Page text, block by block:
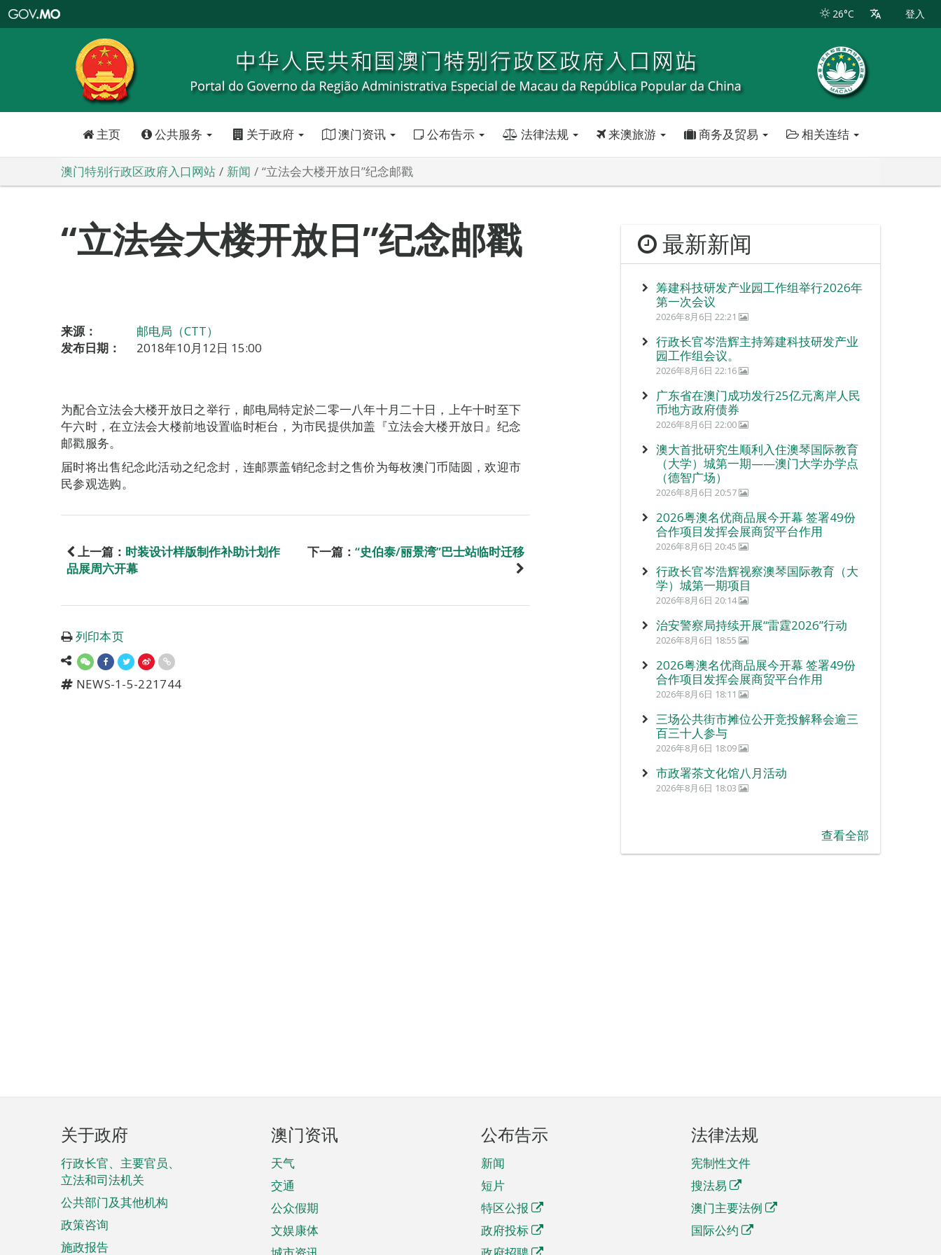
特
政
区
政
口
26°C 登入
主页 公共服务 关于政府 澳门资讯 公布告示 法律法规 来澳旅游 商务及贸易 相关连结
澳门特别行政区政府入口网站 新闻 “立法会大楼开放日”纪念邮戳
“立法会大楼开放日”纪念邮戳
来源：
邮电局（CTT）
发布日期：
2018年10月12日 15:00
为配合立法会大楼开放日之举行，邮电局特定於二零一八年十月二十日，上午十时至下
午六时，在立法会大楼前地设置临时柜台，为市民提供加盖『立法会大楼开放日』纪念
邮戳服务。
届时将出售纪念此活动之纪念封，连邮票盖销纪念封之售价为每枚澳门币陆圆，欢迎市
民参观选购。
上一篇： 时装设计样版制作补助计划作
品展周六开幕
下一篇： “史伯泰/丽景湾”巴士站临时迁移
列印本页
NEWS-1-5-221744
最新新闻
筹建科技研发产业园工作组举行2026年
第一次会议
2026年8月6日 22:21
行政长官岑浩辉主持筹建科技研发产业
园工作组会议。
2026年8月6日 22:16
广东省在澳门成功发行25亿元离岸人民
币地方政府债券
2026年8月6日 22:00
澳大首批研究生顺利入住澳琴国际教育
（大学）城第一期——澳门大学办学点
（德智广场）
2026年8月6日 20:57
2026粤澳名优商品展今开幕 签署49份
合作项目发挥会展商贸平台作用
2026年8月6日 20:45
行政长官岑浩辉视察澳琴国际教育（大
学）城第一期项目
2026年8月6日 20:14
治安警察局持续开展“雷霆2026”行动
2026年8月6日 18:55
2026粤澳名优商品展今开幕 签署49份
合作项目发挥会展商贸平台作用
2026年8月6日 18:11
三场公共街市摊位公开竞投解释会逾三
百三十人参与
2026年8月6日 18:09
市政署茶文化馆八月活动
2026年8月6日 18:03
查看全部
页
脚
菜
单
关于政府
行政长官、主要官员、
立法和司法机关
公共部门及其他机构
政策咨询
施政报告
澳门资讯
天气
交通
公众假期
文娱康体
公布告示
新闻
短片
特区公报
政府投标
法律法规
宪制性文件
搜法易
澳门主要法例
国际公约